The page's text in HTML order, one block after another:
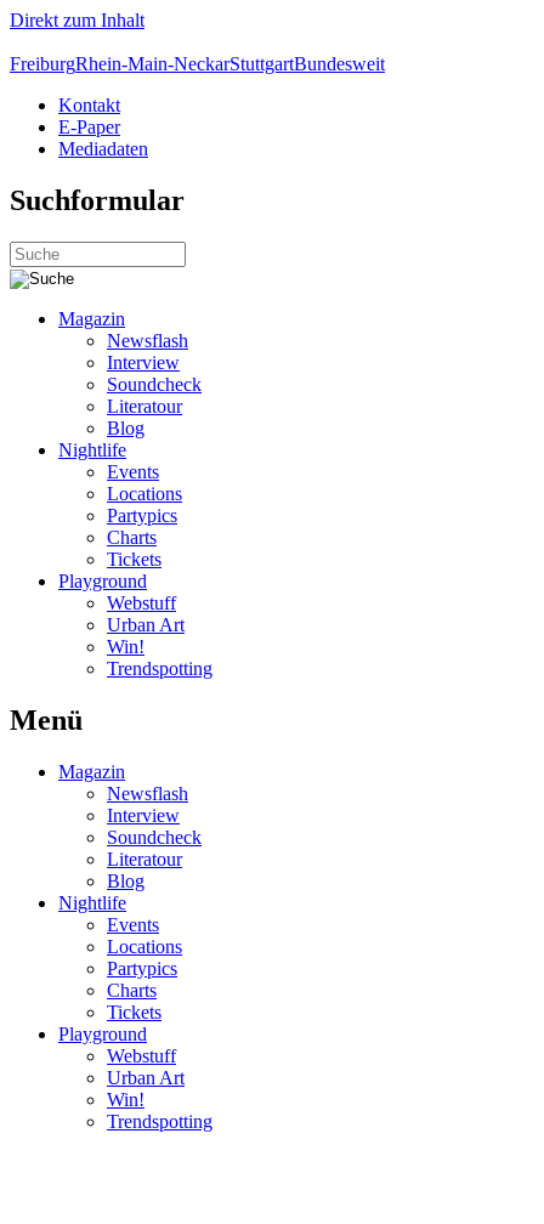
Direkt zum Inhalt
FreiburgRhein-Main-NeckarStuttgartBundesweit
Kontakt
E-Paper
Mediadaten
Suchformular
Magazin
Newsflash
Interview
Soundcheck
Literatour
Blog
Nightlife
Events
Locations
Partypics
Charts
Tickets
Playground
Webstuff
Urban Art
Win!
Trendspotting
Menü
Magazin
Newsflash
Interview
Soundcheck
Literatour
Blog
Nightlife
Events
Locations
Partypics
Charts
Tickets
Playground
Webstuff
Urban Art
Win!
Trendspotting